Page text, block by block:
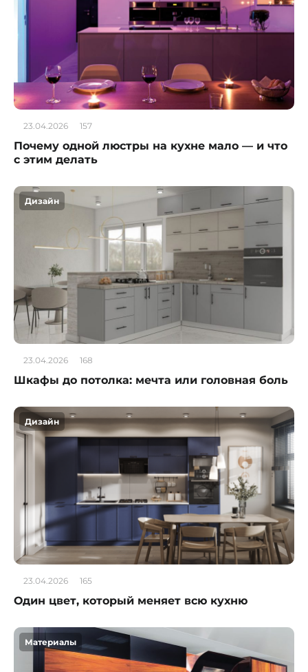
23.04.2026 157
Почему одной люстры на кухне мало — и что
с этим делать
Дизайн
23.04.2026 168
Шкафы до потолка: мечта или головная боль
Дизайн
23.04.2026 165
Один цвет, который меняет всю кухню
Материалы